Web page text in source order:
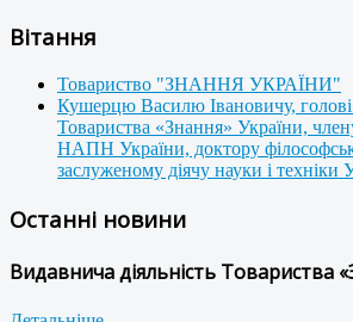
Вітання
Товариство "ЗНАННЯ УКРАЇНИ"
Кушерцю Василю Івановичу, голові
Товариства «Знання» України,
НАПН України, доктору
заслуженому діячу науки і техніки
Останні новини
Видавнича діяльність Товариства